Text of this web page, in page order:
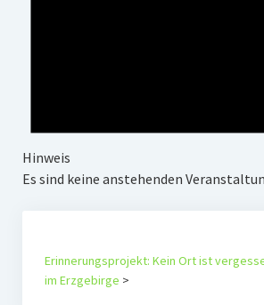
Hinweis
Es sind keine anstehenden
Erinnerungsprojekt: Kein Ort ist
im Erzgebirge >